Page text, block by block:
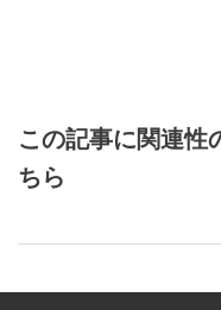
この記事に関連性
ちら